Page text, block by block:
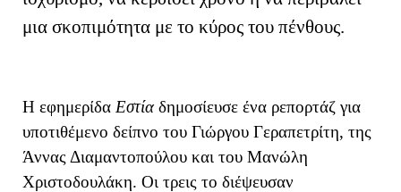
μια σκοπιμότητα με το κύρος του πένθους.
Η εφημερίδα Εστίαδημοσίευσε ένα ρεπορτάζ για
υποτιθέμενο δείπνο του Γιώργου Γεραπετρίτη, της
Άννας Διαμαντοπούλου και του Μανώλη
Χριστοδουλάκη. Οι τρεις το διέψευσαν